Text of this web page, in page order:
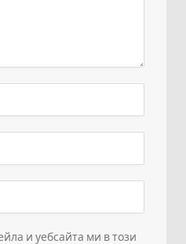
и уебсайта ми в този